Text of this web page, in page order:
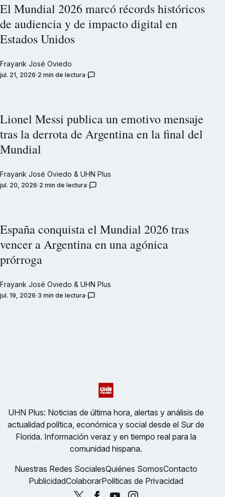
El Mundial 2026 marcó récords históricos
de audiencia y de impacto digital en
Estados Unidos
Frayank José Oviedo
jul. 21, 2026 2 min de lectura
Lionel Messi publica un emotivo mensaje
tras la derrota de Argentina en la final del
Mundial
Frayank José Oviedo & UHN Plus
jul. 20, 2026 2 min de lectura
España conquista el Mundial 2026 tras
vencer a Argentina en una agónica
prórroga
Frayank José Oviedo & UHN Plus
jul. 19, 2026 3 min de lectura
UHN Plus: Noticias de última hora, alertas y análisis de
actualidad política, económica y social desde el Sur de
Florida. Información veraz y en tiempo real para la
comunidad hispana.
Nuestras Redes SocialesQuiénes SomosContacto
PublicidadColaborarPolíticas de Privacidad